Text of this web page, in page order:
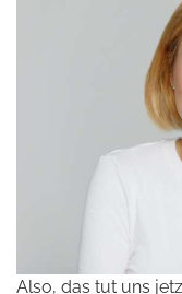
Also, das tut uns